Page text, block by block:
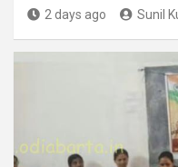
2 days ago Sunil